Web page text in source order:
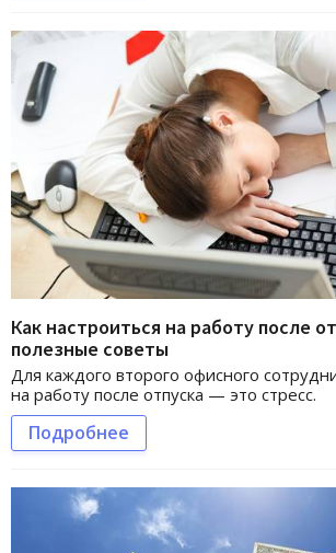
Как настроиться на работу после
полезные советы
Для каждого второго офисного
на работу после отпуска — это стресс.
Подробнее